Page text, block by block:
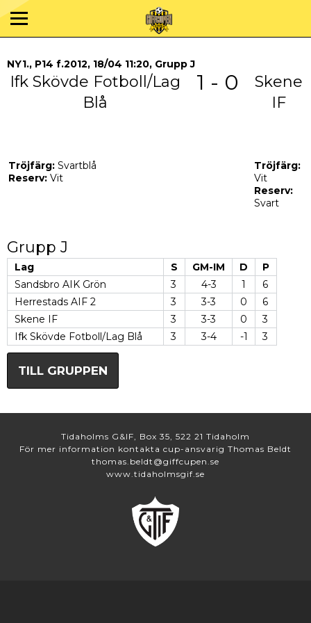
NY1., P14 f.2012, 18/04 11:20, Grupp J
Ifk Skövde Fotboll/Lag
Blå
1 - 0
Skene
IF
Tröjfärg: Svartblå
Reserv: Vit
Tröjfärg:
Vit
Reserv:
Svart
Grupp J
Lag S GM-IM D
P
Sandsbro AIK Grön
3 4-3 1
6
Herrestads AIF 2
3 3-3 0
6
Skene IF
3 3-3 0
3
Ifk Skövde Fotboll/Lag Blå
3 3-4 -1 3
TILL GRUPPEN
Tidaholms G&IF, Box 35, 522 21 Tidaholm
För mer information kontakta cup-ansvarig Thomas Beldt
thomas.beldt@giffcupen.se
www.tidaholmsgif.se